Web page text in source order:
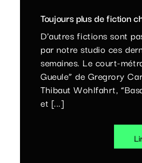
Toujours plus de fiction
D’autres fictions sont
par notre studio ces
semaines. Le court-
Gueule” de Gregrory
Thibaut Wohlfahrt,
et [...]